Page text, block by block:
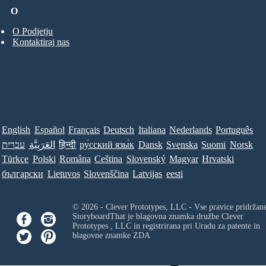
O
O Podjetju
Kontaktiraj nas
English Español Français Deutsch Italiana Nederlands Português
עברית العَرَبِيَّة हिन्दी ру́сский язы́к Dansk Svenska Suomi Norsk
Türkçe Polski Româna Ceština Slovenský Magyar Hrvatski
български Lietuvos Slovenščina Latvijas eesti
© 2026 - Clever Prototypes, LLC - Vse pravice
StoryboardThat je blagovna znamka družbe Clever
Prototypes , LLCin registrirana pri Uradu za patente in
blagovne znamke ZDA